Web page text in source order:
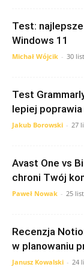
Test:
Windows 11
Michał Wójcik - 30
Test
lepiej
Jakub Borowski - 27
Avast One vs
chroni Twój
Paweł Nowak - 25
Recenzja
w planowaniu
Janusz Kowalski - 24